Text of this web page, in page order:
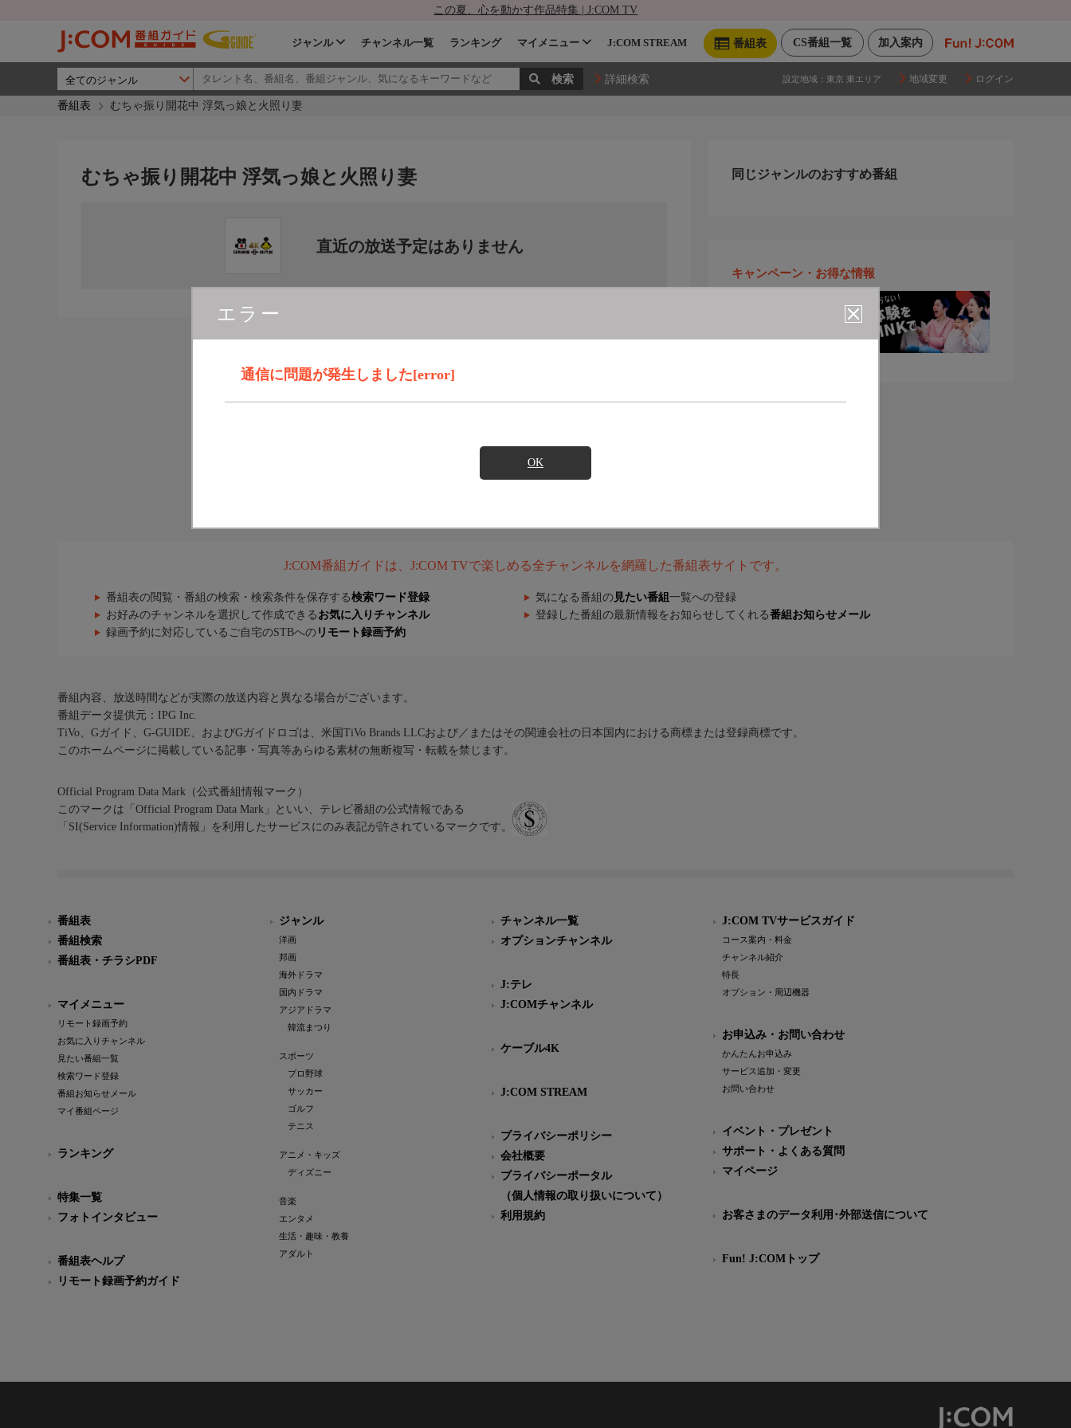
この夏、心を動かす作品特集 | J:COM TV
加入案内
CS番組一覧
番組表
ジャンル チャンネル一覧 ランキング マイメニュー J:COM STREAM
詳細検索 設定地域： 東京 東エリア 地域変更 ログイン
番組表 むちゃ振り開花中 浮気っ娘と火照り妻
エラー
通信に問題が発生しました[error]
OK
むちゃ振り開花中 浮気っ娘と火照り妻
直近の放送予定はありません
同じジャンルのおすすめ番組
キャンペーン・お得な情報
J:COM番組ガイドは、J:COM TVで楽しめる全チャンネルを網羅した番組表サイトです。
番組表の閲覧・番組の検索・検索条件を保存する検索ワード登録 気になる番組の 見たい番組 一覧への登録
お好みのチャンネルを選択して作成できる お気に入りチャンネル 登録した番組の最新情報をお知らせしてくれる番組お知らせメール
録画予約に対応しているご自宅のSTBへの リモート録画予約
番組内容、放送時間などが実際の放送内容と異なる場合がございます。
番組データ提供元：IPG Inc.
TiVo、Gガイド、G-GUIDE、およびGガイドロゴは、米国TiVo Brands LLCおよび／またはその関連会社の日本国内における商標または登録商標です。
このホームページに掲載している記事・写真等あらゆる素材の無断複写・転載を禁じます。
Official Program Data Mark（公式番組情報マーク）
このマークは「Official Program Data Mark」といい、テレビ番組の公式情報である
「SI(Service Information)情報」を利用したサービスにのみ表記が許されているマークです。
番組表
番組検索
番組表・チラシPDF
マイメニュー
リモート録画予約
お気に入りチャンネル
見たい番組一覧
検索ワード登録
番組お知らせメール
マイ番組ページ
ランキング
特集一覧
フォトインタビュー
番組表ヘルプ
リモート録画予約ガイド
ジャンル
洋画
邦画
海外ドラマ
国内ドラマ
アジアドラマ
韓流まつり
スポーツ
プロ野球
サッカー
ゴルフ
テニス
アニメ・キッズ
ディズニー
音楽
エンタメ
生活・趣味・教養
アダルト
チャンネル一覧
オプションチャンネル
J:テレ
J:COMチャンネル
ケーブル4K
J:COM STREAM
プライバシーポリシー
会社概要
プライバシーポータル
（個人情報の取り扱いについて）
利用規約
J:COM TVサービスガイド
コース案内・料金
チャンネル紹介
特長
オプション・周辺機器
お申込み・お問い合わせ
かんたんお申込み
サービス追加・変更
お問い合わせ
イベント・プレゼント
サポート・よくある質問
マイページ
お客さまのデータ利用･外部送信について
Fun! J:COMトップ